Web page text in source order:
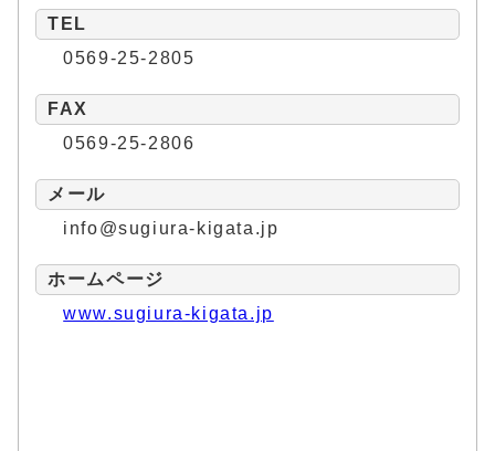
TEL
0569-25-2805
FAX
0569-25-2806
メール
info@sugiura-kigata.jp
ホームページ
www.sugiura-kigata.jp